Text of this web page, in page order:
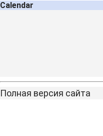
Calendar
Полная версия сайта